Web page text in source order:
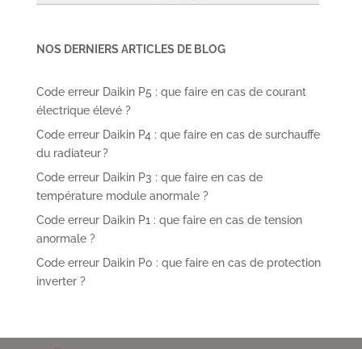
NOS DERNIERS ARTICLES DE BLOG
Code erreur Daikin P5 : que faire en cas de courant
électrique élevé ?
Code erreur Daikin P4 : que faire en cas de surchauffe
du radiateur ?
Code erreur Daikin P3 : que faire en cas de
température module anormale ?
Code erreur Daikin P1 : que faire en cas de tension
anormale ?
Code erreur Daikin P0 : que faire en cas de protection
inverter ?